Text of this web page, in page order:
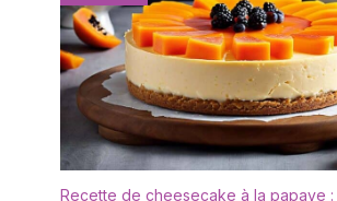
empilées pour
économiser de
de stockage
votre cuisine
rangée. ✅【
nettoyer et à
Notre sauce
très facile à
suffit de
à la table, en
chaudes. Les
couverts
également les
réfrigérateur
compromettre
POIGNÉE
cocottes
Recette de cheesecake à la papaye